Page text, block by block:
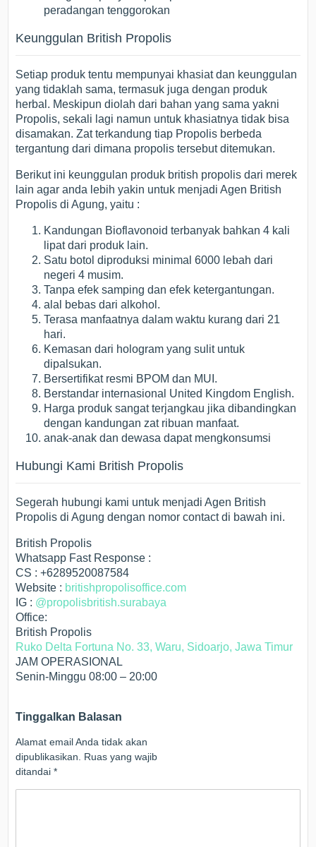
peradangan tenggorokan
Keunggulan British Propolis
Setiap produk tentu mempunyai khasiat dan keunggulan
yang tidaklah sama, termasuk juga dengan produk
herbal. Meskipun diolah dari bahan yang sama yakni
Propolis, sekali lagi namun untuk khasiatnya tidak bisa
disamakan. Zat terkandung tiap Propolis berbeda
tergantung dari dimana propolis tersebut ditemukan.
Berikut ini keunggulan produk british propolis dari merek
lain agar anda lebih yakin untuk menjadi Agen British
Propolis di Agung, yaitu :
Kandungan Bioflavonoid terbanyak bahkan 4 kali
lipat dari produk lain.
Satu botol diproduksi minimal 6000 lebah dari
negeri 4 musim.
Tanpa efek samping dan efek ketergantungan.
alal bebas dari alkohol.
Terasa manfaatnya dalam waktu kurang dari 21
hari.
Kemasan dari hologram yang sulit untuk
dipalsukan.
Bersertifikat resmi BPOM dan MUI.
Berstandar internasional United Kingdom English.
Harga produk sangat terjangkau jika dibandingkan
dengan kandungan zat ribuan manfaat.
anak-anak dan dewasa dapat mengkonsumsi
Hubungi Kami British Propolis
Segerah hubungi kami untuk menjadi Agen British
Propolis di Agung dengan nomor contact di bawah ini.
British Propolis
Whatsapp Fast Response :
CS : +6289520087584
Website : britishpropolisoffice.com
IG : @propolisbritish.surabaya
Office:
British Propolis
Ruko Delta Fortuna No. 33, Waru, Sidoarjo, Jawa Timur
JAM OPERASIONAL
Senin-Minggu 08:00 – 20:00
Tinggalkan Balasan
Alamat email Anda tidak akan
dipublikasikan.
Ruas yang wajib
ditandai*